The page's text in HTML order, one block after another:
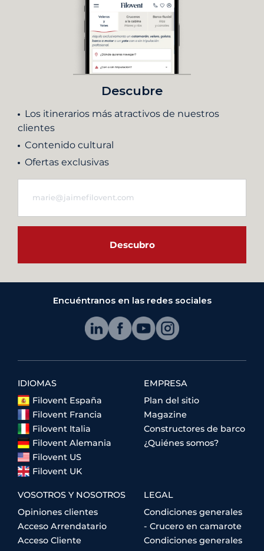
Descubre
Los itinerarios más atractivos de nuestros
clientes
Contenido cultural
Ofertas exclusivas
Descubro
Encuéntranos en las redes sociales
IDIOMAS
Filovent España
Filovent Francia
Filovent Italia
Filovent Alemania
Filovent US
Filovent UK
EMPRESA
Plan del sitio
Magazine
Constructores de barco
¿Quiénes somos?
VOSOTROS Y NOSOTROS
Opiniones clientes
Acceso Arrendatario
Acceso Cliente
LEGAL
Condiciones generales
- Crucero en camarote
Condiciones generales